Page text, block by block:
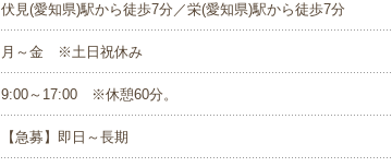
伏見(愛知県)駅から徒歩7分／栄(愛知県)駅から徒歩7分
月～金 ※土日祝休み
9:00～17:00 ※休憩60分。
【急募】即日～長期